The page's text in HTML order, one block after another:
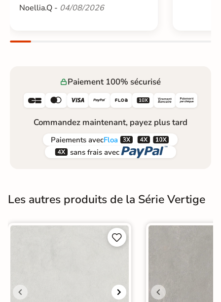
Noellia.Q - 04/08/2026
Paiement 100% sécurisé
     
Commandez maintenant, payez plus tard
Paiements avecFloa  
 sans frais avec 
Les autres produits de la Série Vertige

